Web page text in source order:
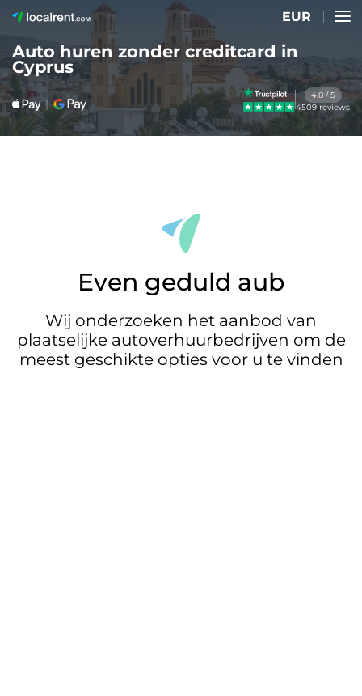
EUR
Auto huren zonder creditcard in
Cyprus
4.8 / 5
4509 reviews
Even geduld aub
Wij onderzoeken het aanbod van
plaatselijke autoverhuurbedrijven om de
meest geschikte opties voor u te vinden